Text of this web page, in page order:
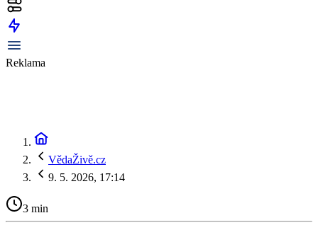
Reklama
VědaŽivě.cz
9. 5. 2026, 17:14
3 min